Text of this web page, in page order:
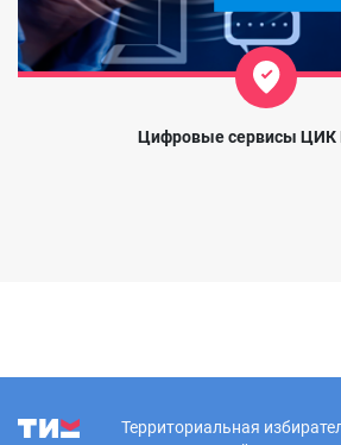
Цифровые сервисы ЦИК
Территориальная